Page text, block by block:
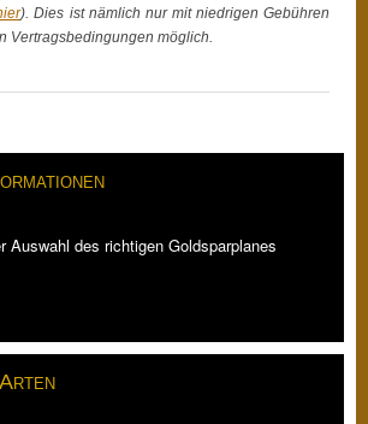
). Dies ist nämlich nur mit niedrigen Gebühren
Vertragsbedingungen möglich.
Auswahl des richtigen Goldsparplanes